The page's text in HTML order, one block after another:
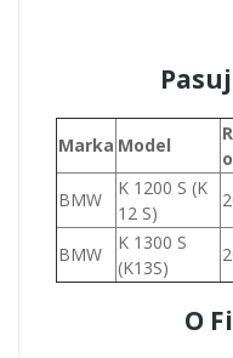
Marka Model
BMW
K 1200 S (K
12 S)
BMW
K 1300 S
(K13S)
O